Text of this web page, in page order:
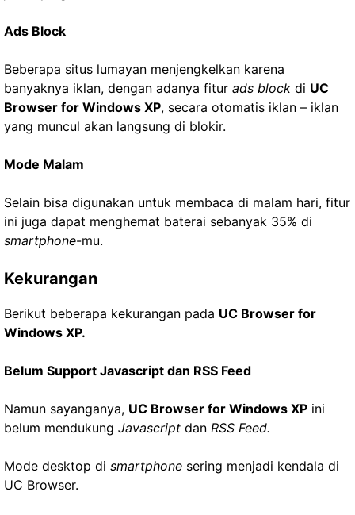
Ads Block
Beberapa situs lumayan menjengkelkan karena
banyaknya iklan, dengan adanya fitur ads block di UC
Browser for Windows XP, secara otomatis iklan – iklan
yang muncul akan langsung di blokir.
Mode Malam
Selain bisa digunakan untuk membaca di malam hari, fitur
ini juga dapat menghemat baterai sebanyak 35% di
smartphone-mu.
Kekurangan
Berikut beberapa kekurangan pada UC Browser for
Windows XP.
Belum Support Javascript dan RSS Feed
Namun sayanganya, UC Browser for Windows XP ini
belum mendukung Javascript dan RSS Feed.
Mode desktop di smartphone sering menjadi kendala di
UC Browser.